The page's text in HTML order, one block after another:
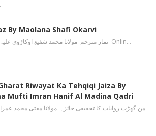
By Maolana Shafi Okarvi
نماز مترجم مولانا محمد شفیع اوکاڑوی علیہ الرحمہ Onlin…
Riwayat Ka Tehqiqi Jaiza By
Mufti Imran Hanif Al Madina Qadri
من گھڑت روایات کا تحقیقی جائزہ مولانا مفتی محمد